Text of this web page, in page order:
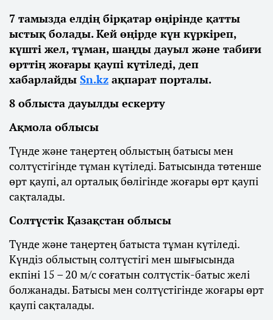
7 тамызда елдің бірқатар өңірінде қатты
ыстық болады. Кей өңірде күн күркіреп,
күшті жел, тұман, шаңды дауыл және табиғи
өрттің жоғары қаупі күтіледі, деп
хабарлайды Sn.kz ақпарат порталы.
8 облыста дауылды ескерту
Ақмола облысы
Түнде және таңертең облыстың батысы мен
солтүстігінде тұман күтіледі. Батысында төтенше
өрт қаупі, ал орталық бөлігінде жоғары өрт қаупі
сақталады.
Солтүстік Қазақстан облысы
Түнде және таңертең батыста тұман күтіледі.
Күндіз облыстың солтүстігі мен шығысында
екпіні 15 – 20 м/с соғатын солтүстік-батыс желі
болжанады. Батысы мен солтүстігінде жоғары өрт
қаупі сақталады.